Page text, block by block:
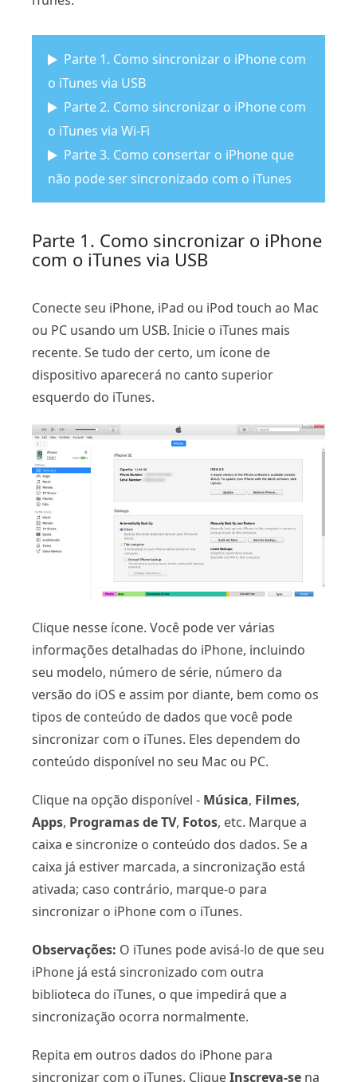
Parte 1. Como sincronizar o iPhone com
o iTunes via USB
Parte 2. Como sincronizar o iPhone com
o iTunes via Wi-Fi
Parte 3. Como consertar o iPhone que
não pode ser sincronizado com o iTunes
Parte 1. Como sincronizar o iPhone
com o iTunes via USB
Conecte seu iPhone, iPad ou iPod touch ao Mac
ou PC usando um USB. Inicie o iTunes mais
recente. Se tudo der certo, um ícone de
dispositivo aparecerá no canto superior
esquerdo do iTunes.
Clique nesse ícone. Você pode ver várias
informações detalhadas do iPhone, incluindo
seu modelo, número de série, número da
versão do iOS e assim por diante, bem como os
tipos de conteúdo de dados que você pode
sincronizar com o iTunes. Eles dependem do
conteúdo disponível no seu Mac ou PC.
Clique na opção disponível - Música, Filmes,
Apps, Programas de TV, Fotos, etc. Marque a
caixa e sincronize o conteúdo dos dados. Se a
caixa já estiver marcada, a sincronização está
ativada; caso contrário, marque-o para
sincronizar o iPhone com o iTunes.
Observações: O iTunes pode avisá-lo de que seu
iPhone já está sincronizado com outra
biblioteca do iTunes, o que impedirá que a
sincronização ocorra normalmente.
Repita em outros dados do iPhone para
sincronizar com o iTunes. CliqueInscreva-se na